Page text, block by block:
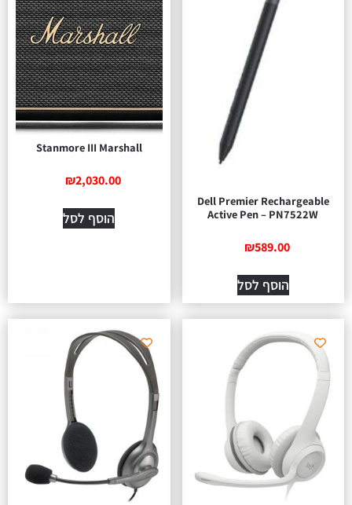
Dell Premier Rechargeable
Active Pen – PN7522W
₪589.00
הוסף לסל
Stanmore III Marshall
₪2,030.00
הוסף לסל